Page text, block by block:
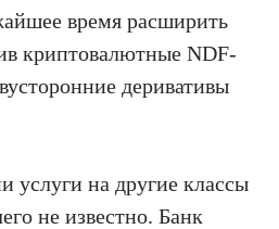
время расширить
криптовалютные NDF-
деривативы
услуги на другие классы
не известно. Банк